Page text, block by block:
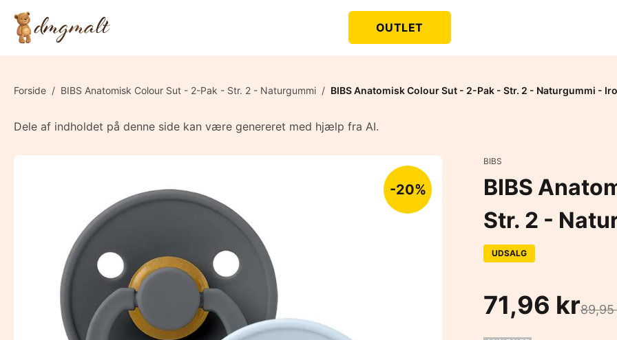
OUTLET
Forside / BIBS Anatomisk Colour Sut - 2-Pak - Str. 2 - Naturgummi / BIBS Anatomisk Colour Sut - 2-Pak - Str. 2 - Naturgummi -
Dele af indholdet på denne side kan være genereret med hjælp fra AI.
-20%
BIBS
BIBS
Str. 2 -
UDSALG
71,96 kr89,95